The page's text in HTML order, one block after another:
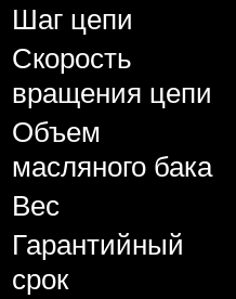
Шаг цепи
Скорость
вращения цепи
Объем
масляного бака
Вес
Гарантийный
срок